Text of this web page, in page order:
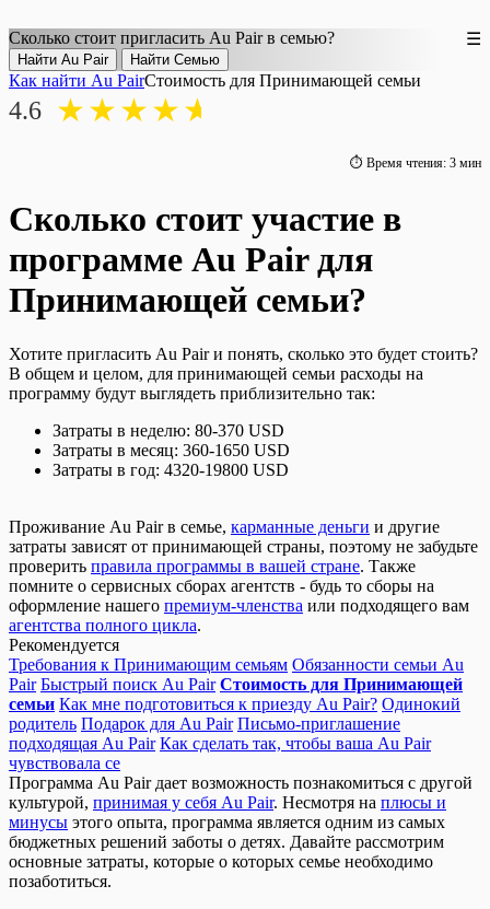
☰
Сколько стоит пригласить Au Pairв семью?
Как найти Au PairСтоимость для Принимающей семьи
4.6 ★★★★★
⏱ Время чтения: 3 мин
Сколько стоит участие в
программе Au Pair для
Принимающей семьи?
Хотите пригласить Au Pair и понять, сколько это будет стоить?
В общем и целом, для принимающей семьи расходы на
программу будут выглядеть приблизительно так:
Затраты в неделю: 80-370 USD
Затраты в месяц: 360-1650 USD
Затраты в год: 4320-19800 USD
Проживание Au Pair в семье, карманные деньги и другие
затраты зависят от принимающей страны, поэтому не забудьте
проверить правила программы в вашей стране. Также
помните о сервисных сборах агентств - будь то сборы на
оформление нашего премиум-членства или подходящего вам
агентства полного цикла.
Рекомендуется
Требования к Принимающим семьям Обязанности семьи Au
Pair Быстрый поиск Au Pair Стоимость для Принимающей
семьи Как мне подготовиться к приезду Au Pair? Одинокий
родитель Подарок для Au Pair Письмо-приглашение
подходящая Au Pair Как сделать так, чтобы ваша Au Pair
чувствовала се
Программа Au Pair дает возможность познакомиться с другой
культурой, принимая у себя Au Pair. Несмотря на плюсы и
минусы этого опыта, программа является одним из самых
бюджетных решений заботы о детях. Давайте рассмотрим
основные затраты, которые о которых семье необходимо
позаботиться.